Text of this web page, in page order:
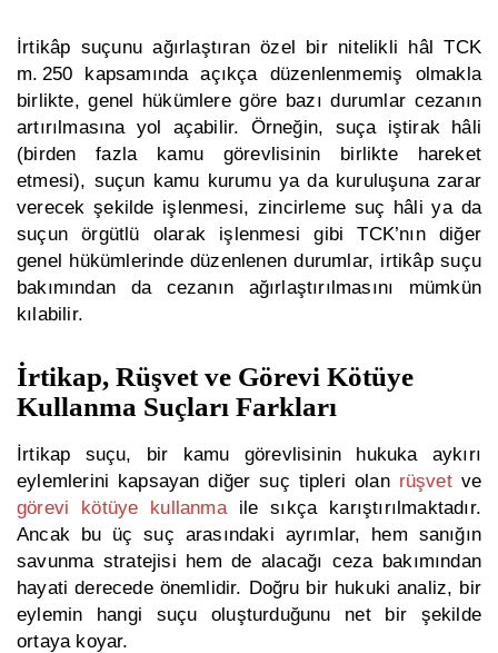
İrtikâp suçunu ağırlaştıran özel bir nitelikli hâl TCK
m. 250 kapsamında açıkça düzenlenmemiş olmakla
birlikte, genel hükümlere göre bazı durumlar cezanın
artırılmasına yol açabilir. Örneğin, suça iştirak hâli
(birden fazla kamu görevlisinin birlikte hareket
etmesi), suçun kamu kurumu ya da kuruluşuna zarar
verecek şekilde işlenmesi, zincirleme suç hâli ya da
suçun örgütlü olarak işlenmesi gibi TCK’nın diğer
genel hükümlerinde düzenlenen durumlar, irtikâp suçu
bakımından da cezanın ağırlaştırılmasını mümkün
kılabilir.
İrtikap, Rüşvet ve Görevi Kötüye
Kullanma Suçları Farkları
İrtikap suçu, bir kamu görevlisinin hukuka aykırı
eylemlerini kapsayan diğer suç tipleri olan rüşvetve
görevi kötüye kullanmaile sıkça karıştırılmaktadır.
Ancak bu üç suç arasındaki ayrımlar, hem sanığın
savunma stratejisi hem de alacağı ceza bakımından
hayati derecede önemlidir. Doğru bir hukuki analiz, bir
eylemin hangi suçu oluşturduğunu net bir şekilde
ortaya koyar.